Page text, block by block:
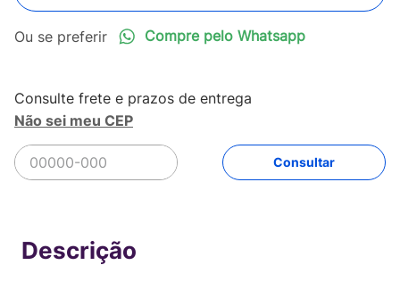
Compre pelo Whatsapp
Não sei meu CEP
R$2.399,92
199